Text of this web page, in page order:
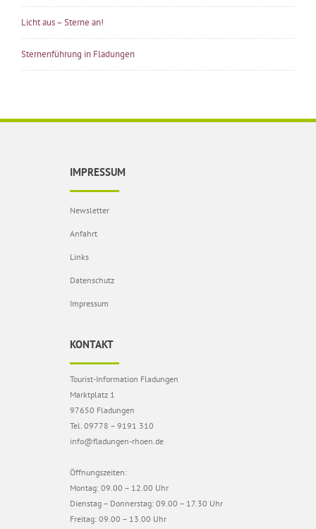
Licht aus – Sterne an!
Sternenführung in Fladungen
IMPRESSUM
Newsletter
Anfahrt
Links
Datenschutz
Impressum
KONTAKT
Tourist-Information Fladungen
Marktplatz 1
97650 Fladungen
Tel. 09778 – 9191 310
info@fladungen-rhoen.de
Öffnungszeiten:
Montag: 09.00 – 12.00 Uhr
Dienstag – Donnerstag: 09.00 – 17.30 Uhr
Freitag: 09.00 – 13.00 Uhr